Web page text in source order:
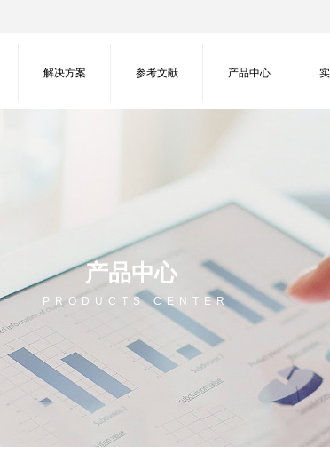
解决方案 参考文献 产品中心
产品中心
PRODUCTS CENTER